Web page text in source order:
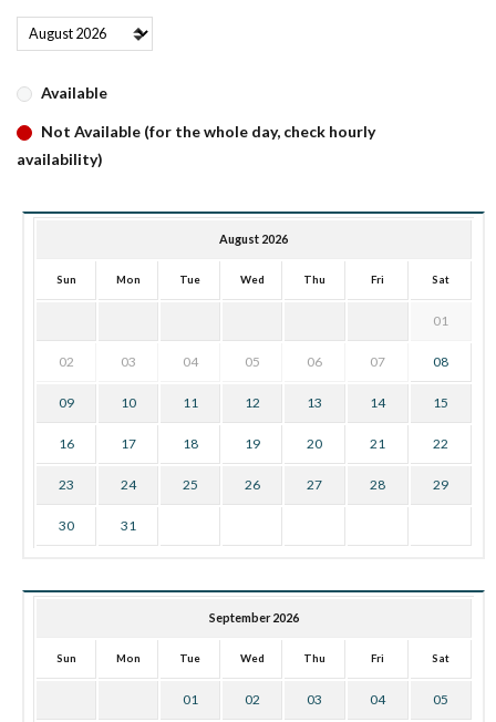
Available
Not Available (for the whole day, check hourly
availability)
August 2026
Sun Mon Tue Wed Thu Fri Sat
01
02 03 04 05 06 07 08
09 10 11 12 13 14 15
16 17 18 19 20 21 22
23 24 25 26 27 28 29
30 31
September 2026
Sun Mon Tue Wed Thu Fri Sat
01 02 03 04 05